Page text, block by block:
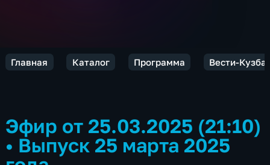
Главная Каталог Программа Вести-
Эфир от 25.03.2025 (21:10)
• Выпуск 25 марта 2025